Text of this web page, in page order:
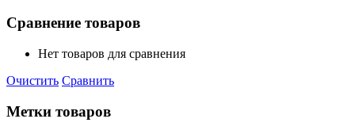
Сравнение товаров
Нет товаров для сравнения
Очистить Сравнить
Метки товаров